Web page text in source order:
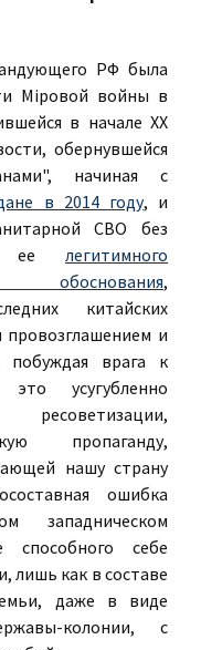
РФ была
Мiровой войны в
в начале ХХ
обернувшейся
начиная с
в 2014 году, и
СВО без
ее легитимного
обоснования,
китайских
и
побуждая врага к
усугубленно
пропаганду,
нашу страну
ошибка
западническом
способного себе
лишь как в составе
даже в виде
колонии, с